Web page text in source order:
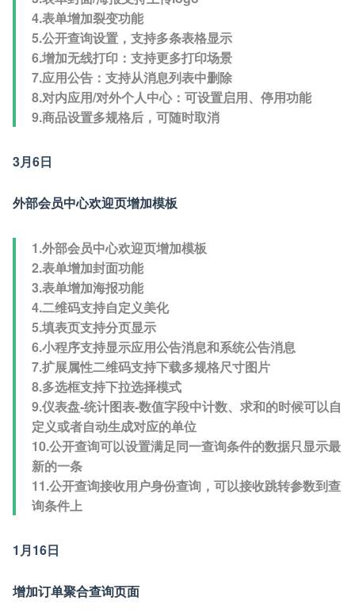
4.表单增加裂变功能
5.公开查询设置，支持多条表格显示
6.增加无线打印：支持更多打印场景
7.应用公告：支持从消息列表中删除
8.对内应用/对外个人中心：可设置启用、停用功能
9.商品设置多规格后，可随时取消
3月6日
外部会员中心欢迎页增加模板
1.外部会员中心欢迎页增加模板
2.表单增加封面功能
3.表单增加海报功能
4.二维码支持自定义美化
5.填表页支持分页显示
6.小程序支持显示应用公告消息和系统公告消息
7.扩展属性二维码支持下载多规格尺寸图片
8.多选框支持下拉选择模式
9.仪表盘-统计图表-数值字段中计数、求和的时候可以自
定义或者自动生成对应的单位
10.公开查询可以设置满足同一查询条件的数据只显示最
新的一条
11.公开查询接收用户身份查询，可以接收跳转参数到查
询条件上
1月16日
增加订单聚合查询页面